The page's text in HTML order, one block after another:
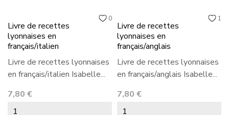
0
Livre de recettes
lyonnaises en
français/italien
Livre de recettes lyonnaises
en français/italien Isabelle...
Prix
7,80 €
1
Livre de recettes
lyonnaises en
français/anglais
Livre de recettes lyonnaises
en français/anglais Isabelle...
Prix
7,80 €